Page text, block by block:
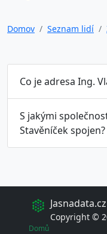
Domov
Seznam lidí
Co je adresa Ing.
S jakými
Stavěníček spojen?
Jasnadata.cz
Copyright ©
Domů